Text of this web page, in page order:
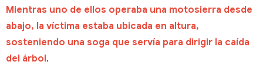
Mientras uno de ellos operaba una motosierra desde
abajo, la víctima estaba ubicada en altura,
sosteniendo una soga que servía para dirigir la caída
del árbol.